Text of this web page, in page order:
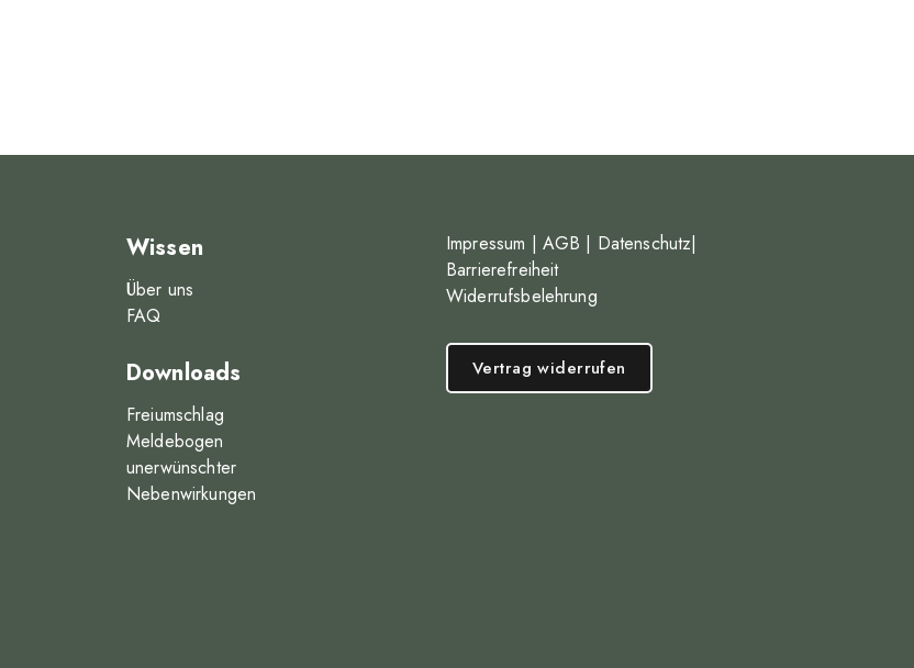
Wissen
Über uns
FAQ
Downloads
Freiumschlag
Meldebogen
unerwünschter
Nebenwirkungen
Impressum | AGB | Datenschutz|
Barrierefreiheit
Widerrufsbelehrung
Vertrag widerrufen